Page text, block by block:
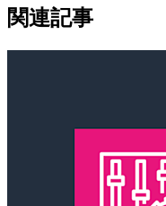
関連記事